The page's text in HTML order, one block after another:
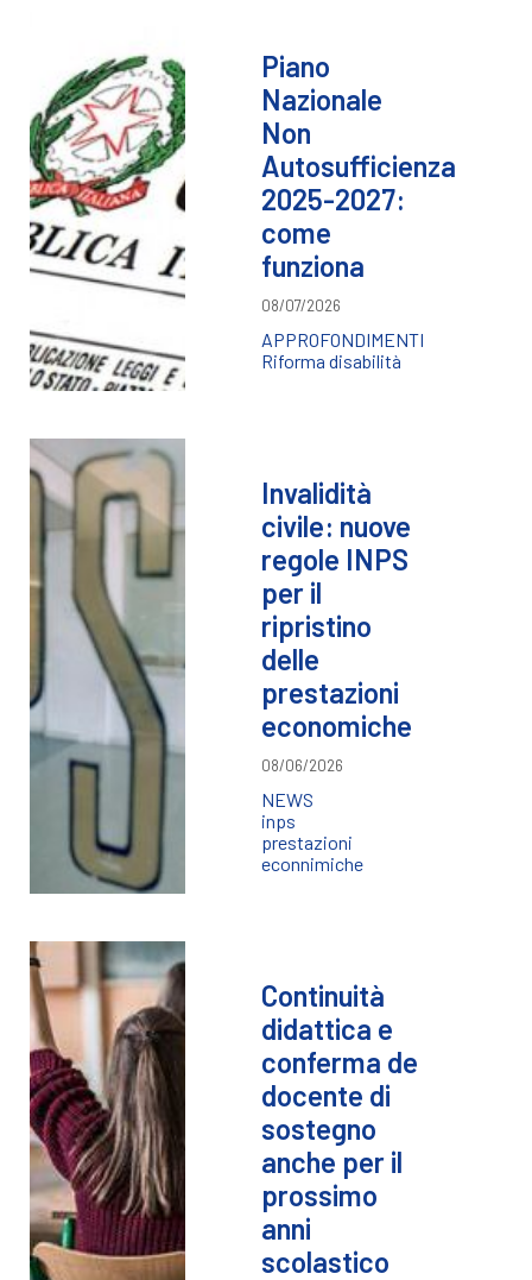
Piano
Nazionale
Non
Autosufficienza
2025-2027:
come
funziona
08/07/2026
APPROFONDIMENTI
Riforma disabilità
Invalidità
civile: nuove
regole INPS
per il
ripristino
delle
prestazioni
economiche
08/06/2026
NEWS
inps
prestazioni
econnimiche
Continuità
didattica e
conferma de
docente di
sostegno
anche per il
prossimo
anni
scolastico